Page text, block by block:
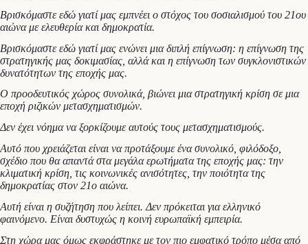
Βρισκόμαστε εδώ γιατί μας εμπνέει ο στόχος του σοσιαλισμού του 21ου
αιώνα με ελευθερία και δημοκρατία.
Βρισκόμαστε εδώ γιατί μας ενώνει μια διπλή επίγνωση: η επίγνωση της
στρατηγικής μας δοκιμασίας, αλλά και η επίγνωση των συγκλονιστικών
δυνατότητων της εποχής μας.
Ο προοδευτικός χώρος συνολικά, βιώνει μια στρατηγική κρίση σε μια
εποχή ριζικών μετασχηματισμών.
Δεν έχει νόημα να ξορκίζουμε αυτούς τους μετασχηματισμούς.
Αυτό που χρειάζεται είναι να προτάξουμε ένα συνολικό, φιλόδοξο,
σχέδιο που θα απαντά στα μεγάλα ερωτήματα της εποχής μας: την
κλιματική κρίση, τις κοινωνικές ανισότητες, την ποιότητα της
δημοκρατίας στον 21ο αιώνα.
Αυτή είναι η συζήτηση που λείπει. Δεν πρόκειται για ελληνικό
φαινόμενο. Είναι δυστυχώς η κοινή ευρωπαϊκή εμπειρία.
Στη χώρα μας όμως εκφράστηκε με τον πιο εμφατικό τρόπο μέσα από